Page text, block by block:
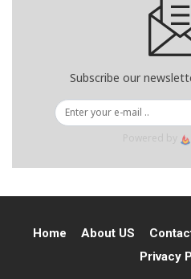
Subscribe our
Home About US
Privacy